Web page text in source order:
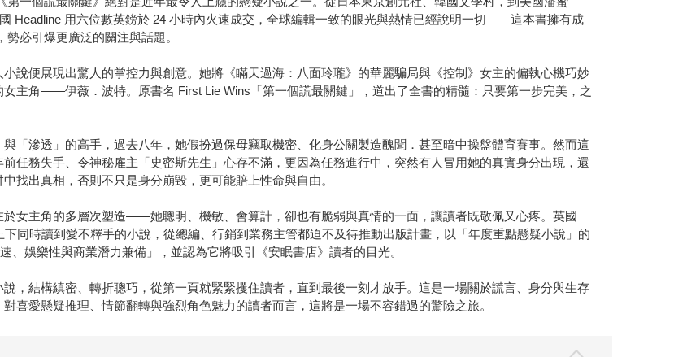
Headline 用六位數英鎊於 24 小時內火速成交，全球編輯一致的眼光與熱情已經說明一切——這本書擁有成
必引爆更廣泛的關注與話題。
說便展現出驚人的掌控力與創意。她將《瞞天過海：八面玲瓏》的華麗騙局與《控制》女主的偏執心機巧妙
主角——伊薇．波特。原書名 First Lie Wins「第一個謊最關鍵」，道出了全書的精髓：只要第一步完美，之
「滲透」的高手，過去八年，她假扮過保母竊取機密、化身公關製造醜聞．甚至暗中操盤體育賽事。然而這
務失手、令神秘雇主「史密斯先生」心存不滿，更因為任務進行中，突然有人冒用她的真實身分出現，還
找出真相，否則不只是身分崩毀，更可能賠上性命與自由。
女主角的多層次塑造——她聰明、機敏、會算計，卻也有脆弱與真情的一面，讓讀者既敬佩又心疼。英國
同時讀到愛不釋手的小說，從總編、行銷到業務主管都迫不及待推動出版計畫，以「年度重點懸疑小說」的
娛樂性與商業潛力兼備」，並認為它將吸引《安眠書店》讀者的目光。
，結構縝密、轉折聰巧，從第一頁就緊緊攫住讀者，直到最後一刻才放手。這是一場關於謊言、身分與生存
喜愛懸疑推理、情節翻轉與強烈角色魅力的讀者而言，這將是一場不容錯過的驚險之旅。